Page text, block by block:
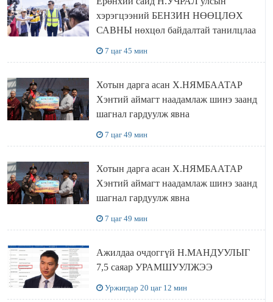
хэрэгцээний БЕНЗИН НӨӨЦЛӨХ
САВНЫ нөхцөл байдалтай танилцлаа
7 цаг 45 мин
Хотын дарга асан Х.НЯМБААТАР
Хэнтий аймагт наадамлаж шинэ заанд
шагнал гардуулж явна
7 цаг 49 мин
Хотын дарга асан Х.НЯМБААТАР
Хэнтий аймагт наадамлаж шинэ заанд
шагнал гардуулж явна
7 цаг 49 мин
Ажилдаа очдоггүй Н.МАНДУУЛЫГ
7,5 саяар УРАМШУУЛЖЭЭ
Уржигдар 20 цаг 12 мин